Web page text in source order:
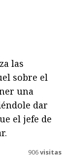
las
sobre el
una
dar
el jefe de
906visitas